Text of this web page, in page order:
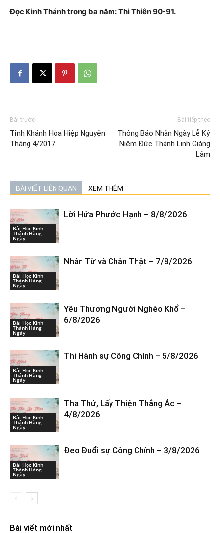
Đọc Kinh Thánh trong ba năm: Thi Thiên 90-91.
Bài trước
Tỉnh Khánh Hòa Hiệp Nguyện
Tháng 4/2017
Bài tiếp theo
Thông Báo Nhân Ngày Lễ Kỷ
Niệm Đức Thánh Linh Giáng
Lâm
BÀI VIẾT LIÊN QUAN XEM THÊM
Bài Học Kinh
Thánh Hàng
Ngày
Lời Hứa Phước Hạnh – 8/8/2026
Bài Học Kinh
Thánh Hàng
Ngày
Nhân Từ và Chân Thật – 7/8/2026
Bài Học Kinh
Thánh Hàng
Ngày
Yêu Thương Người Nghèo Khổ –
6/8/2026
Bài Học Kinh
Thánh Hàng
Ngày
Thi Hành sự Công Chính – 5/8/2026
Bài Học Kinh
Thánh Hàng
Ngày
Tha Thứ, Lấy Thiện Thắng Ác –
4/8/2026
Bài Học Kinh
Thánh Hàng
Ngày
Đeo Đuổi sự Công Chính – 3/8/2026
Bài viết mới nhất